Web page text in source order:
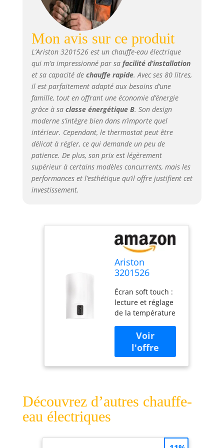
le système Eco Evo
d'économiser de
l'énergie et de
réduire jusqu'à 14
% les coûts des
factures Plug and
Play : câble et fiche
inclus Emballage
renforcé pour
éviter les
dommages
Garantie Ariston :
chaque produit de
marque Ariston est
rigoureusement
Mon avis sur ce produit
L’Ariston 3201526 est un chauffe-eau électrique
qui m’a impressionné par sa facilité d’installation
et sa capacité de chauffe rapide. Avec ses 80 litres,
il est parfaitement adapté aux besoins d’une
famille, tout en offrant une économie d’énergie
grâce à sa classe énergétique B. Son design
moderne s’intègre bien dans n’importe quel
intérieur. Cependant, le thermostat peut être
délicat à régler, ce qui demande un peu de
patience. De plus, son prix est légèrement
supérieur à certains modèles concurrents, mais les
performances et l’esthétique qu’il offre justifient cet
investissement.
Ariston
3201526
électrique, 80
litres - vertical,
fabriqué pour
être installé en
Écran soft touch :
lecture et réglage
de la température
douches
disponibles
Technologie Water
Plus : la
d'avoir jusqu'à 16
% d'eau disponible
Titanium : l'émail
Découvrez d’autres chauffe-
eau électriques